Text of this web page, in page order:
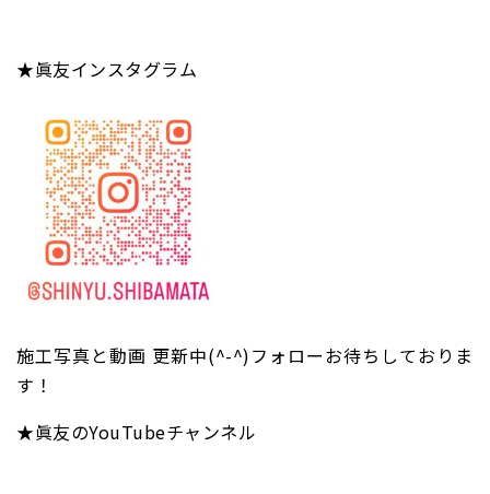
★眞友インスタグラム
施工写真と動画 更新中(^-^)フォローお待ちしておりま
す！
★眞友のYouTubeチャンネル